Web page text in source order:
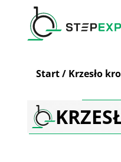
Start/ Krzesło